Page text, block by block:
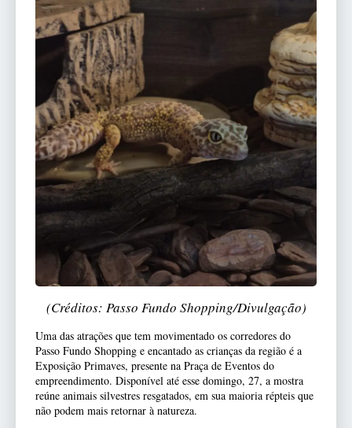
(Créditos: Passo Fundo Shopping/Divulgação)
Uma das atrações que tem movimentado os corredores do
Passo Fundo Shopping e encantado as crianças da região é a
Exposição Primaves, presente na Praça de Eventos do
empreendimento. Disponível até esse domingo, 27, a mostra
reúne animais silvestres resgatados, em sua maioria répteis que
não podem mais retornar à natureza.